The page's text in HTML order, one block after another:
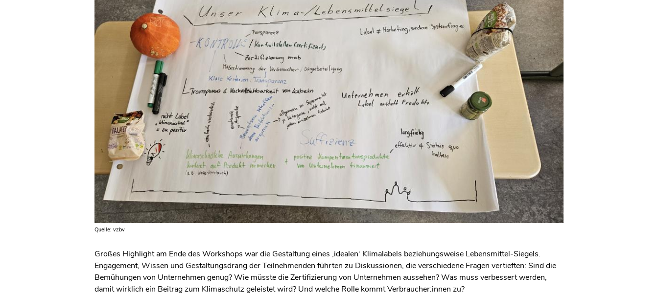
Quelle: vzbv
Großes Highlight am Ende des Workshops war die Gestaltung eines ‚idealen‘ Klimalabels beziehungsweise Lebensmittel-Siegels.
Engagement, Wissen und Gestaltungsdrang der Teilnehmenden führten zu Diskussionen, die verschiedene Fragen vertieften: Sind die
Bemühungen von Unternehmen genug? Wie müsste die Zertifizierung von Unternehmen aussehen? Was muss verbessert werden,
damit wirklich ein Beitrag zum Klimaschutz geleistet wird? Und welche Rolle kommt Verbraucher:innen zu?